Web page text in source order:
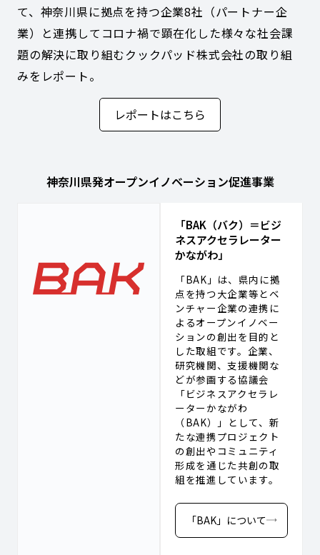
て、 神奈川県に拠点を持つ企業8社（パートナー企
業）と連携してコロナ禍で顕在化した様々な社会課
題の解決に取り組むクックパッド株式会社の取り組
みをレポート。
レポートはこちら
神奈川県発オープンイノベーション促進事業
「BAK（バク）＝ビジ
ネスアクセラレーター
かながわ」
「BAK」は、県内に拠
点を持つ大企業等とベ
ンチャー企業の連携に
よるオープンイノベー
ションの創出を目的と
した取組です。企業、
研究機関、支援機関な
どが参画する協議会
「ビジネスアクセラレ
ーターかながわ
（BAK）」として、新
たな連携プロジェクト
の創出やコミュニティ
形成を通じた共創の取
組を推進しています。
「BAK」について